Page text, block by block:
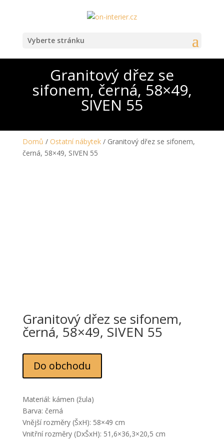
Vyberte stránku
Granitový dřez se
sifonem, černá, 58×49,
SIVEN 55
Domů / Ostatní nábytek/ Granitový dřez se sifonem,
černá, 58×49, SIVEN 55
Granitový dřez se sifonem,
černá, 58×49, SIVEN 55
Do obchodu
Materiál: kámen (žula)
Barva: černá
Vnější rozměry (ŠxH): 58×49 cm
Vnitřní rozměry (DxŠxH): 51,6×36,3×20,5 cm